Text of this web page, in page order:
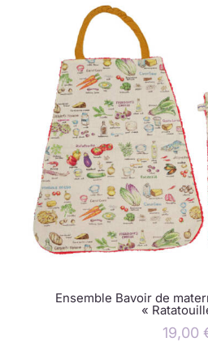
Ensemble Bavoir de
«
19,00